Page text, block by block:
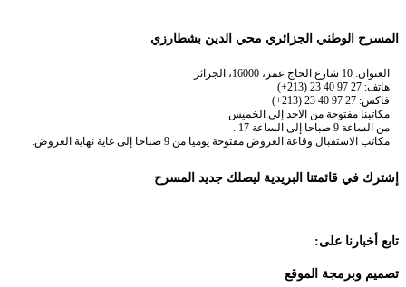
المسرح الوطني الجزائري محي الدين بشطارزي
العنوان: 10 شارع الحاج عمر، 16000، الجزائر
هاتف: 27 97 40 23 (213+)
فاكس: 27 97 40 23 (213+)
مكاتبنا مفتوحة من الاحد إلى الخميس
من الساعة 9 صباحا إلى الساعة 17 .
مكاتب الاستقبال وقاعة العروض مفتوحة يوميا من 9 صباحا إلى غاية نهاية العروض.
إشترك في قائمتنا البريدية ليصلك جديد المسرح
تابع أخبارنا على:
تصميم وبرمجة الموقع